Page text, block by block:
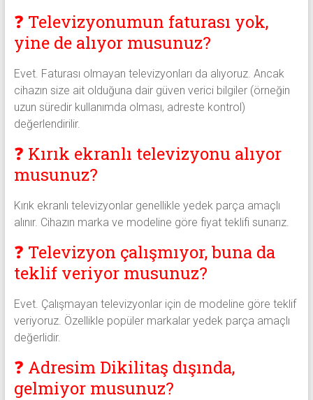
❓ Televizyonumun faturası yok,
yine de alıyor musunuz?
Evet. Faturası olmayan televizyonları da alıyoruz. Ancak
cihazın size ait olduğuna dair güven verici bilgiler (örneğin
uzun süredir kullanımda olması, adreste kontrol)
değerlendirilir.
❓ Kırık ekranlı televizyonu alıyor
musunuz?
Kırık ekranlı televizyonlar genellikle yedek parça amaçlı
alınır. Cihazın marka ve modeline göre fiyat teklifi sunarız.
❓ Televizyon çalışmıyor, buna da
teklif veriyor musunuz?
Evet. Çalışmayan televizyonlar için de modeline göre teklif
veriyoruz. Özellikle popüler markalar yedek parça amaçlı
değerlidir.
❓ Adresim Dikilitaş dışında,
gelmiyor musunuz?